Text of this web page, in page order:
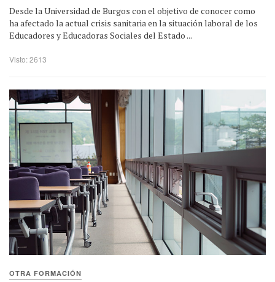
Desde la Universidad de Burgos con el objetivo de conocer como
ha afectado la actual crisis sanitaria en la situación laboral de los
Educadores y Educadoras Sociales del Estado ...
Visto: 2613
OTRA FORMACIÓN